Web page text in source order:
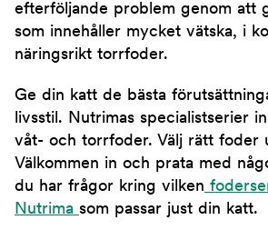
efterföljande problem genom att
som innehåller mycket vätska, i
näringsrikt torrfoder.
Ge din katt de bästa
livsstil. Nutrimas specialistserier
våt- och torrfoder. Välj rätt foder
Välkommen in och prata med
du har frågor kring vilken
Nutrima som passar just din katt.